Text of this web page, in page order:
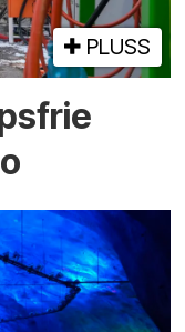
PLUSS